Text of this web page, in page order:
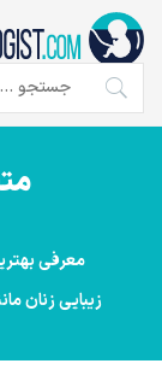
Skip
content
جستجو
برای:
معرفی
زیبایی زنان